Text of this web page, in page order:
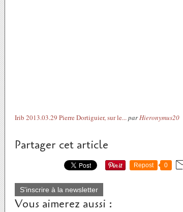
Irib 2013.03.29 Pierre Dortiguier, sur le...parHieronymus20
Partager cet article
Repost 0
S'inscrire à la newsletter
Vous aimerez aussi :